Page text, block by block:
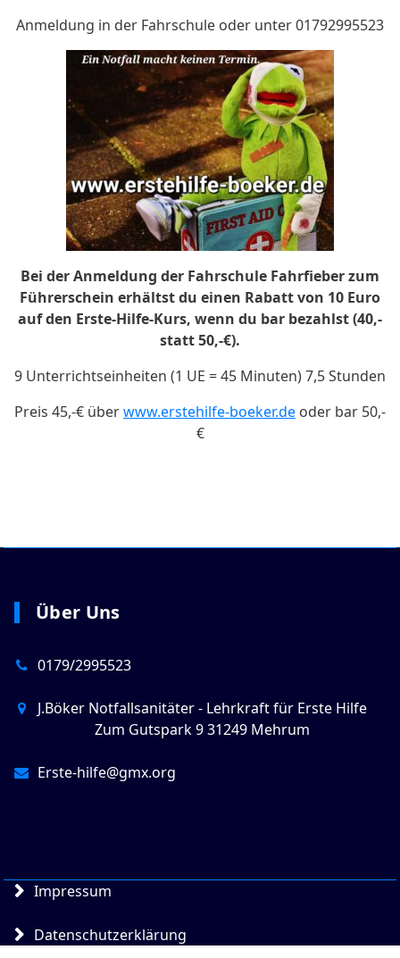
Anmeldung in der Fahrschule oder unter 01792995523
Bei der Anmeldung der Fahrschule Fahrfieber zum
Führerschein erhältst du einen Rabatt von 10 Euro
auf den Erste-Hilfe-Kurs, wenn du bar bezahlst (40,-
statt 50,-€).
9 Unterrichtseinheiten (1 UE = 45 Minuten) 7,5 Stunden
Preis 45,-€ überwww.erstehilfe-boeker.de oder bar 50,-
€
Über Uns
0179/2995523
J.Böker Notfallsanitäter - Lehrkraft für Erste Hilfe
Zum Gutspark 9 31249 Mehrum
Erste-hilfe@gmx.org
Impressum
Datenschutzerklärung